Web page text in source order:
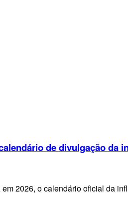
de divulgação da
2026, o calendário oficial da